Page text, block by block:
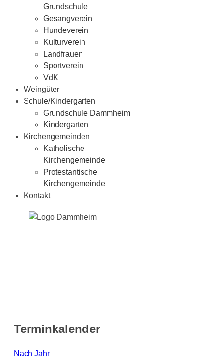
Grundschule
Gesangverein
Hundeverein
Kulturverein
Landfrauen
Sportverein
VdK
Weingüter
Schule/Kindergarten
Grundschule Dammheim
Kindergarten
Kirchengemeinden
Katholische
Kirchengemeinde
Protestantische
Kirchengemeinde
Kontakt
Terminkalender
Nach Jahr